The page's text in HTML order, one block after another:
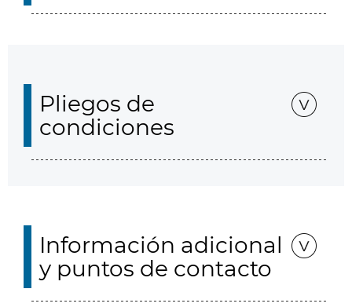
Pliegos de
condiciones
Información adicional
y puntos de contacto